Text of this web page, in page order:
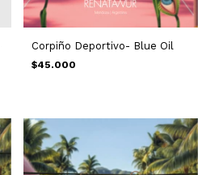
Corpiño Deportivo- Blue Oil
$45.000